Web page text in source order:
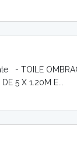
- TOILE
5 X 1.20M E...